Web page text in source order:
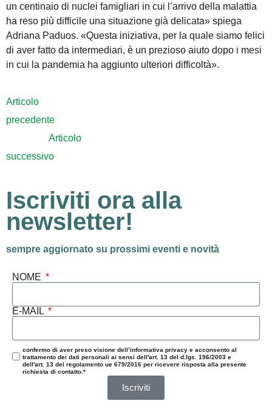
un centinaio di nuclei famigliari in cui l’arrivo della malattia
ha reso più difficile una situazione già delicata» spiega
Adriana Paduos. «Questa iniziativa, per la quale siamo felici
di aver fatto da intermediari, è un prezioso aiuto dopo i mesi
in cui la pandemia ha aggiunto ulteriori difficoltà».
Articolo
precedente
Articolo
successivo
Iscriviti ora alla
newsletter!
sempre aggiornato su prossimi eventi e novità
NOME
E-MAIL
confermo di aver preso visione dell’informativa privacy e acconsento al
trattamento dei dati personali ai sensi dell'art. 13 del d.lgs. 196/2003 e
dell'art. 13 del regolamento ue 679/2016 per ricevere risposta alla presente
richiesta di contatto.*
Iscriviti